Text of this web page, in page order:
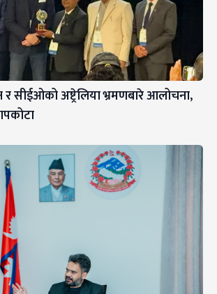
सीईओको अष्ट्रेलिया भ्रमणबारे आलोचना,